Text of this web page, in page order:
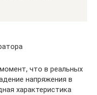
что в реальных
напряжения в
характеристика